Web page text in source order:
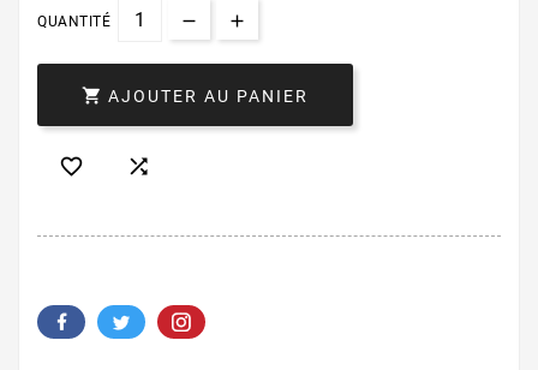
QUANTITÉ
 AJOUTER AU PANIER
 